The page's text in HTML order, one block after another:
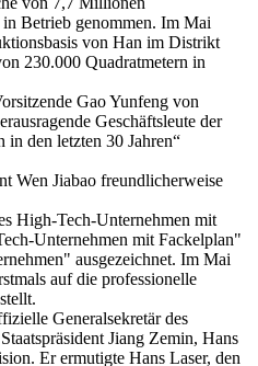
Betrieb genommen. Im Mai
von Han im Distrikt
230.000 Quadratmetern in
Gao Yunfeng von
Geschäftsleute der
in den letzten 30 Jahren“
Wen Jiabao freundlicherweise
High-Tech-Unternehmen mit
Unternehmen mit Fackelplan"
ausgezeichnet. Im Mai
auf die professionelle
Generalsekretär des
Jiang Zemin, Hans
Er ermutigte Hans Laser, den